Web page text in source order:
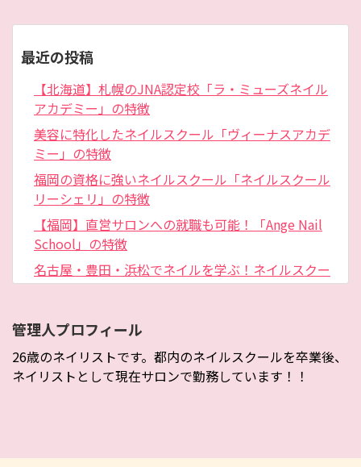
最近の投稿
【北海道】札幌のJNA認定校「ラ・ミューズネイル
アカデミー」の特徴
美容に特化したネイルスクール「ヴィーナスアカデ
ミー」の特徴
福岡の資格に強いネイルスクール「ネイルスクール
リーシェリ」の特徴
【福岡】直営サロンへの就職も可能！「Ange Nail
School」の特徴
名古屋・豊田・浜松でネイルを学ぶ！ネイルスクー
ル「NAILX」の特徴
ルスクール」の特徴
北海道・帯広のネイルスクール「Pastime Nails」の
特徴
管理人プロフィール
26歳のネイリストです。都内のネイルスクールを卒業後、
ネイリストとして現在サロンで勤務しています！！